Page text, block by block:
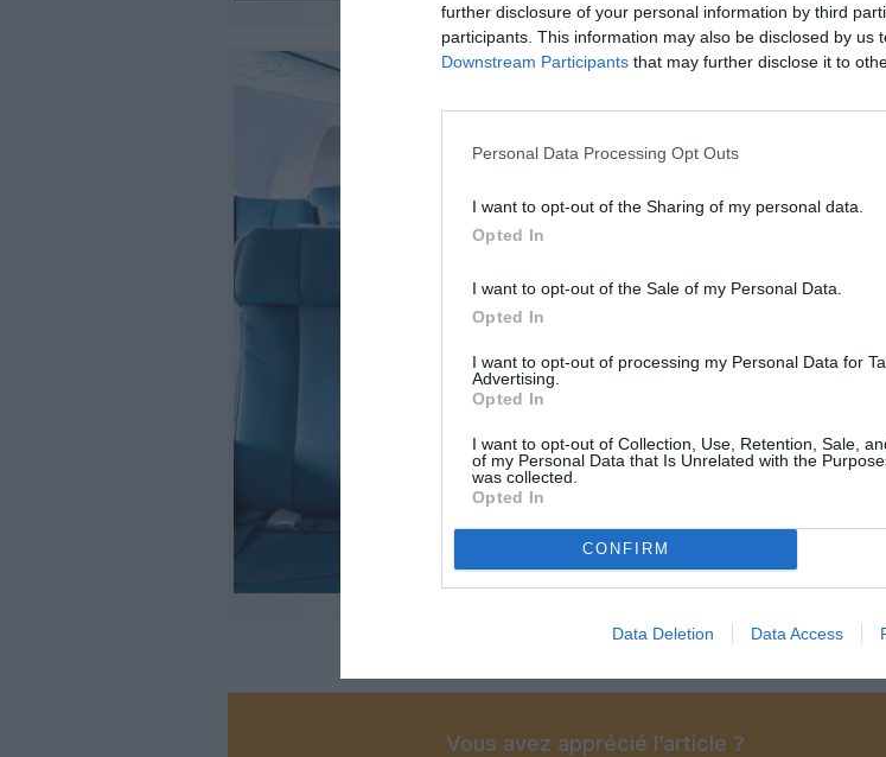
further disclosure of your personal information by third
participants. This information may also be disclosed by us
Downstream Participants that may further disclose it to
Personal Data Processing Opt Outs
I want to opt-out of the Sharing of my personal data.
Opted In
I want to opt-out of the Sale of my Personal Data.
Opted In
I want to opt-out of processing my Personal Data for
Advertising.
Opted In
I want to opt-out of Collection, Use, Retention, Sale,
of my Personal Data that Is Unrelated with the
was collected.
Opted In
CONFIRM
Data Deletion Data Access
@RwandAir
Vous avez apprécié l’article ?